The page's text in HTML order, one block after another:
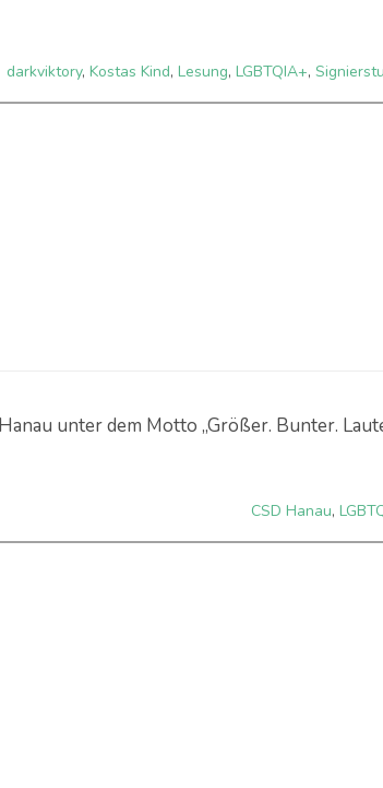
darkviktory, Kostas Kind, Lesung, LGBTQIA+,
unter dem Motto „Größer. Bunter.
CSD Hanau,